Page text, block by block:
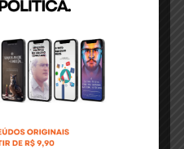
Caliana Mesquita
o
e podemos
regional se dividirá
disse